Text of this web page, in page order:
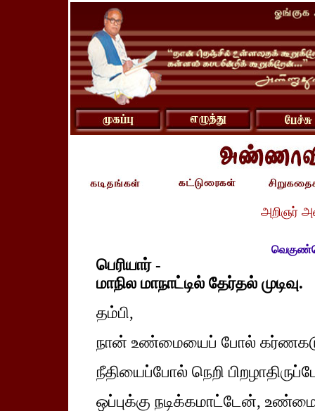
அறிஞர்
பெரியார் -
மாநில மாநாட்டில் தேர்தல் முடிவு.
தம்பி,
நான் உண்மையைப் போல்
நீதியைப்போல் நெறி
ஒப்புக்கு நடிக்கமாட்டேன்,